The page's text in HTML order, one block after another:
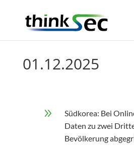
01.12.2025
9
Südkorea: Bei
Daten zu zwei
Bevölkerung